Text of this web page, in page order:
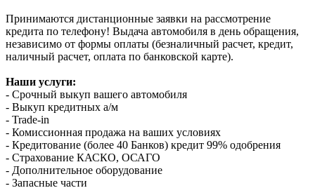
Принимаются дистанционные заявки на рассмотрение
кредита по телефону! Выдача автомобиля в день обращения,
независимо от формы оплаты (безналичный расчет, кредит,
наличный расчет, оплата по банковской карте).
Наши услуги:
- Срочный выкуп вашего автомобиля
- Выкуп кредитных а/м
- Trade-in
- Комиссионная продажа на ваших условиях
- Кредитование (более 40 Банков) кредит 99% одобрения
- Страхование КАСКО, ОСАГО
- Дополнительное оборудование
- Запасные части